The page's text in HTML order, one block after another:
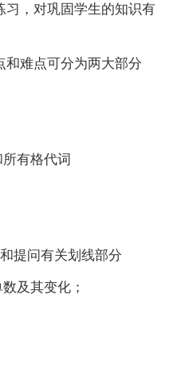
习，对巩固学生的知识有
和难点可分为两大部分
有格代词
提问有关划线部分
及其变化；